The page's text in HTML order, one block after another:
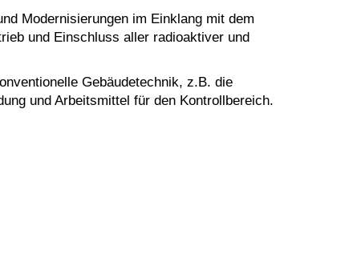
Modernisierungen im Einklang mit dem
und Einschluss aller radioaktiver und
Gebäudetechnik, z.B. die
und Arbeitsmittel für den Kontrollbereich.